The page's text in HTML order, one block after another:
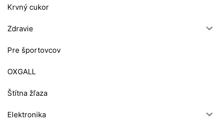
Krvný cukor
Zdravie
Pre športovcov
OXGALL
Štítna žľaza
Elektronika